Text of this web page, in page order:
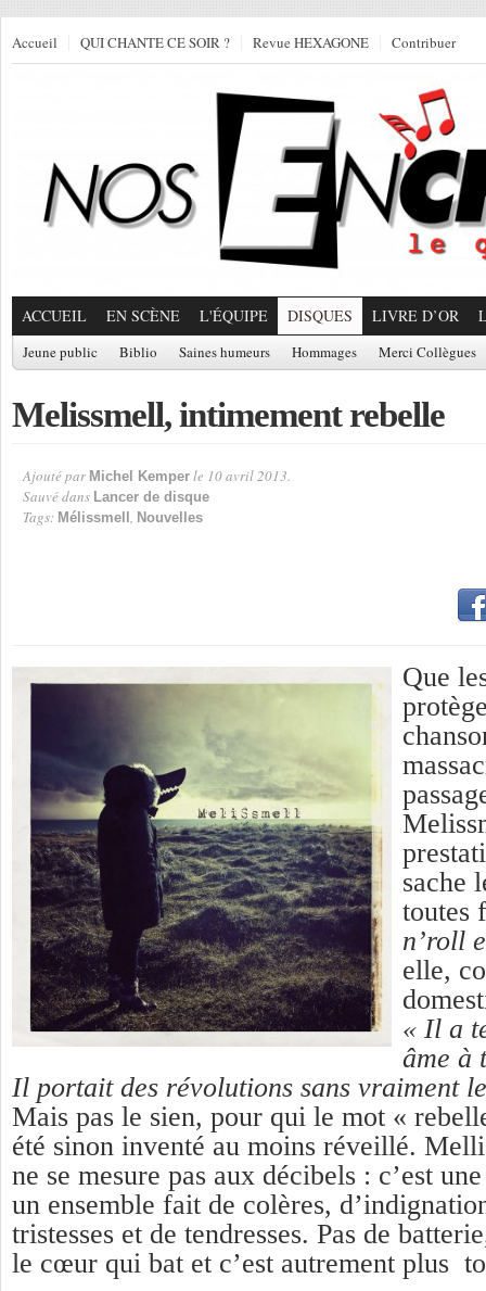
Accueil QUI CHANTE CE SOIR ? Revue HEXAGONE Contribuer
ACCUEIL EN SCÈNE L'ÉQUIPE DISQUES LIVRE D’OR
Jeune public Biblio Saines humeurs Hommages Merci Collègues
Melissmell, intimement rebelle
Ajouté par Michel Kemper le 10 avril 2013.
Sauvé dans Lancer de disque
Tags: Mélissmell , Nouvelles
Que
sache
toutes
n’roll
elle,
« Il a
âme à
Il portait des révolutions sans vraiment
Mais pas le sien, pour qui le mot «
été sinon inventé au moins réveillé.
ne se mesure pas aux décibels : c’est
un ensemble fait de colères,
tristesses et de tendresses. Pas de
le cœur qui bat et c’est autrement plus